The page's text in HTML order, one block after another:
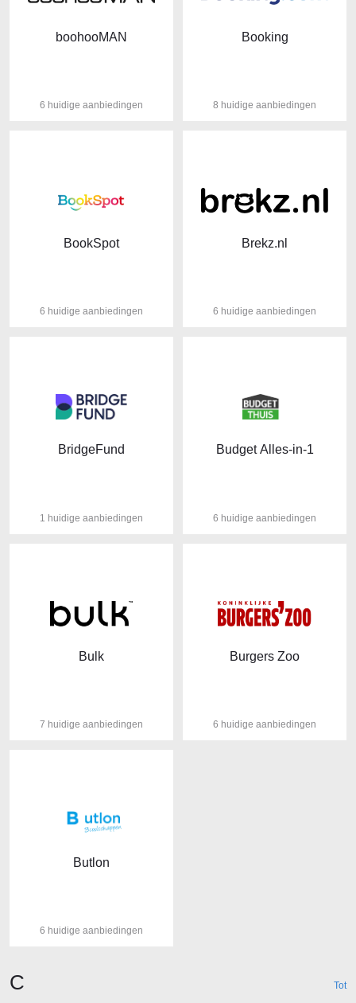
boohooMAN
6 huidige aanbiedingen
Booking
8 huidige aanbiedingen
BookSpot
6 huidige aanbiedingen
Brekz.nl
6 huidige aanbiedingen
BridgeFund
1 huidige aanbiedingen
Budget Alles-in-1
6 huidige aanbiedingen
Bulk
7 huidige aanbiedingen
Burgers Zoo
6 huidige aanbiedingen
Butlon
6 huidige aanbiedingen
Winkels beginnende met de letter
C Tot